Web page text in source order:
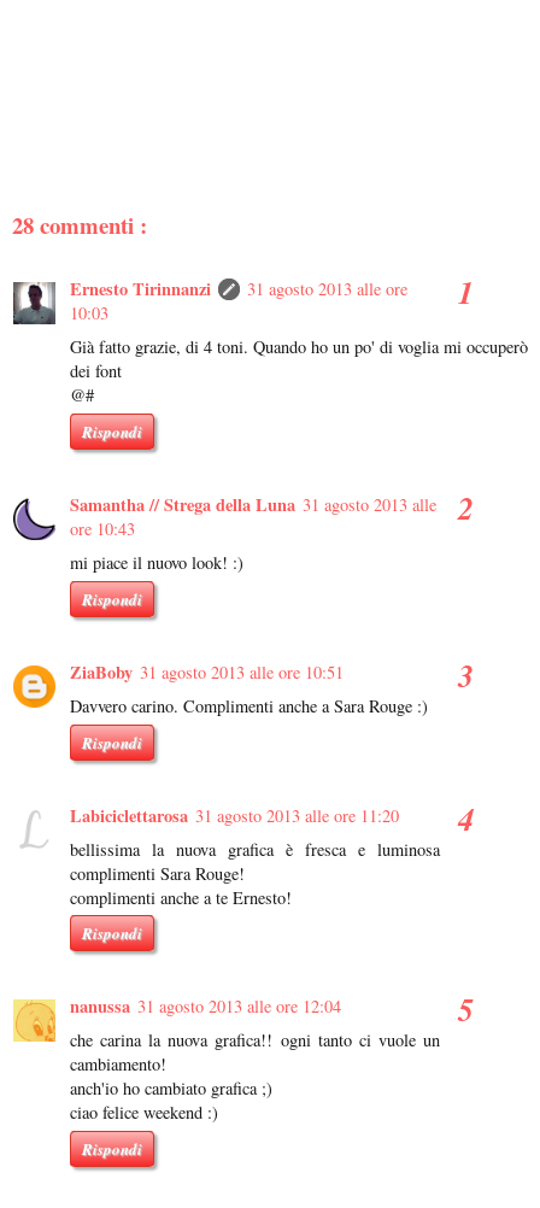
28 commenti :
Ernesto Tirinnanzi
31 agosto 2013 alle ore
10:03
Già fatto grazie, di 4 toni. Quando ho un po' di voglia mi occuperò
dei font
@#
Rispondi
Samantha // Strega della Luna 31 agosto 2013 alle
ore 10:43
mi piace il nuovo look! :)
Rispondi
ZiaBoby 31 agosto 2013 alle ore 10:51
Davvero carino. Complimenti anche a Sara Rouge :)
Rispondi
Labiciclettarosa 31 agosto 2013 alle ore 11:20
bellissima la nuova grafica è fresca e luminosa
complimenti Sara Rouge!
complimenti anche a te Ernesto!
Rispondi
nanussa 31 agosto 2013 alle ore 12:04
che carina la nuova grafica!! ogni tanto ci vuole un
cambiamento!
anch'io ho cambiato grafica ;)
ciao felice weekend :)
Rispondi